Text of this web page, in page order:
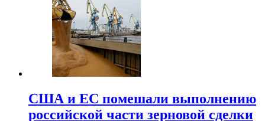
США и ЕС помешали выполнению
российской части зерновой сделки